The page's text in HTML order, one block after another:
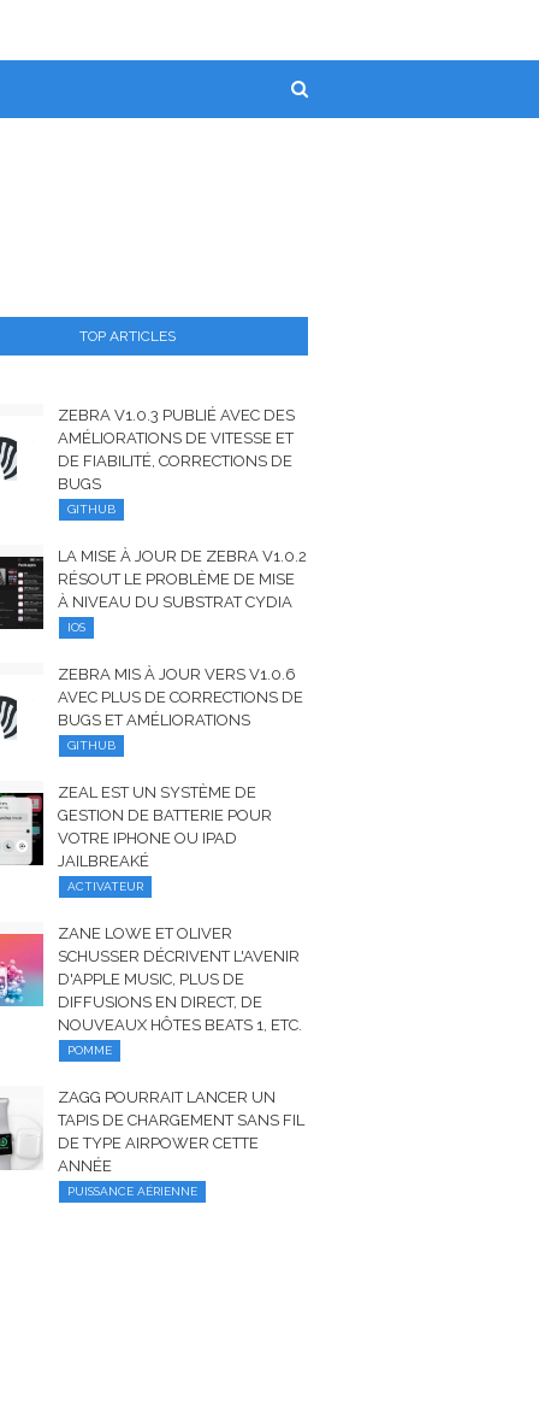
TOP ARTICLES
ZEBRA V1.0.3 PUBLIÉ AVEC DES
AMÉLIORATIONS DE VITESSE ET
DE FIABILITÉ, CORRECTIONS DE
BUGS
GITHUB
LA MISE À JOUR DE ZEBRA V1.0.2
RÉSOUT LE PROBLÈME DE MISE
À NIVEAU DU SUBSTRAT CYDIA
IOS
ZEBRA MIS À JOUR VERS V1.0.6
AVEC PLUS DE CORRECTIONS DE
BUGS ET AMÉLIORATIONS
GITHUB
ZEAL EST UN SYSTÈME DE
GESTION DE BATTERIE POUR
VOTRE IPHONE OU IPAD
JAILBREAKÉ
ACTIVATEUR
ZANE LOWE ET OLIVER
SCHUSSER DÉCRIVENT L'AVENIR
D'APPLE MUSIC, PLUS DE
DIFFUSIONS EN DIRECT, DE
NOUVEAUX HÔTES BEATS 1, ETC.
POMME
ZAGG POURRAIT LANCER UN
TAPIS DE CHARGEMENT SANS FIL
DE TYPE AIRPOWER CETTE
ANNÉE
PUISSANCE AÉRIENNE